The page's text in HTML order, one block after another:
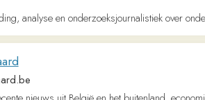
Onverveerd
met duiding van redacteuren, achtergronden,